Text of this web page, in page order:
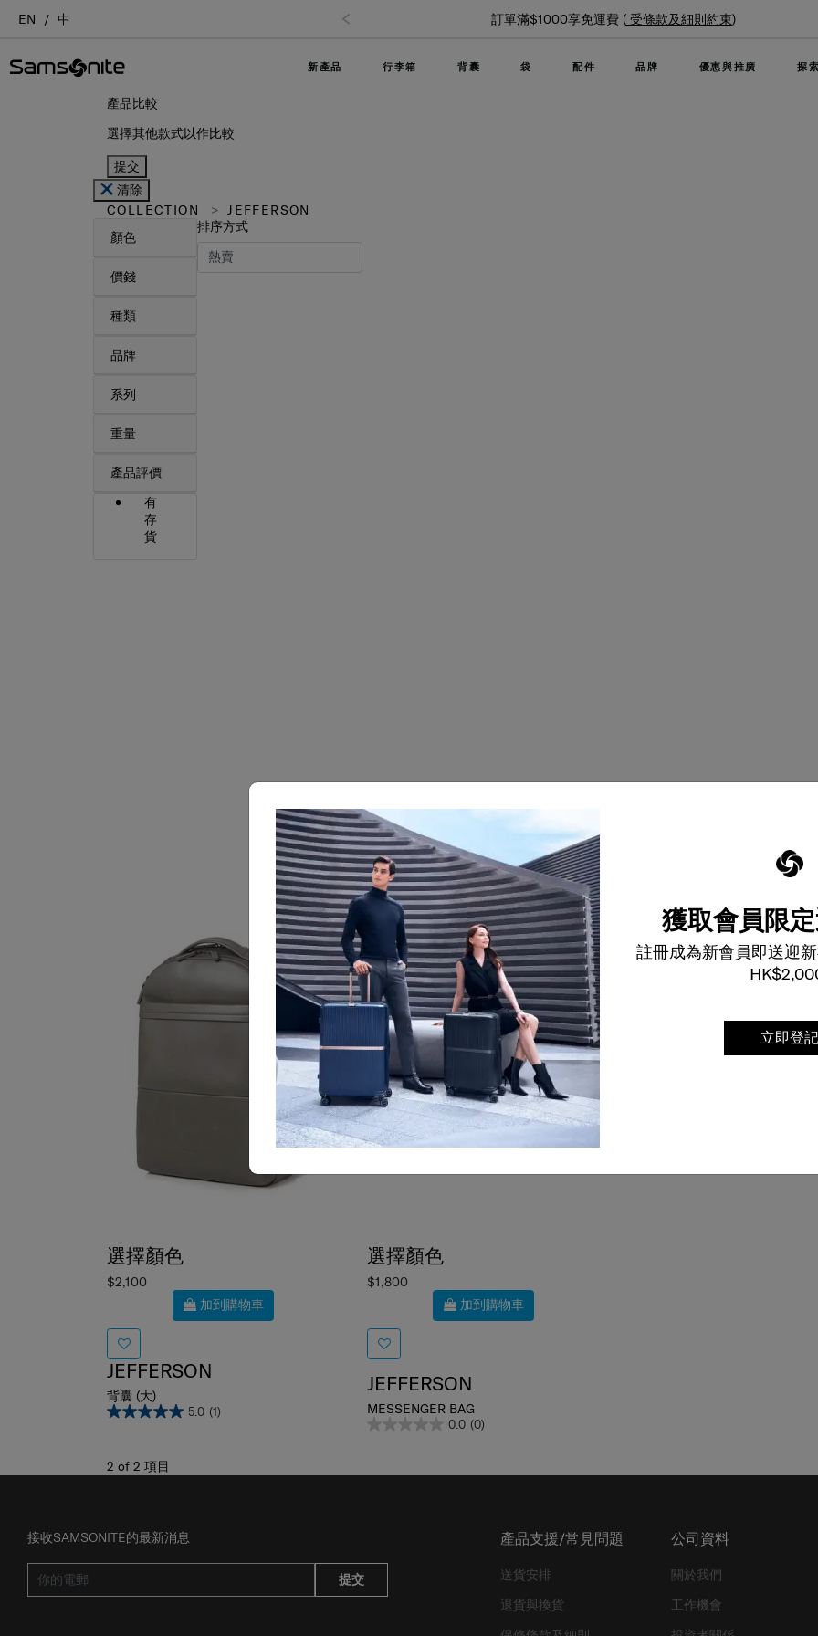
獲取會員限
註冊成為新會員即送迎
立即登記
EN 中 訂單滿$1000享免運費 ( 受條款及細則約束)
新產品 行李箱 背囊 袋 配件 品牌 優惠與推廣 探
產品比較
選擇其他款式以作比較
提交
清除
COLLECTION
JEFFERSON
顏色
價錢
種類
品牌
系列
重量
產品評價
有
存
貨
排序方式
選擇顏色
$2,100
加到購物車
JEFFERSON
背囊 (大)
5.0 (1)
選擇顏色
$1,800
加到購物車
JEFFERSON
MESSENGER BAG
0.0 (0)
2 of 2 項目
接收SAMSONITE的最新消息
提交
產品支援/常見問題
送貨安排
退貨與換貨
公司資料
關於我們
工作機會